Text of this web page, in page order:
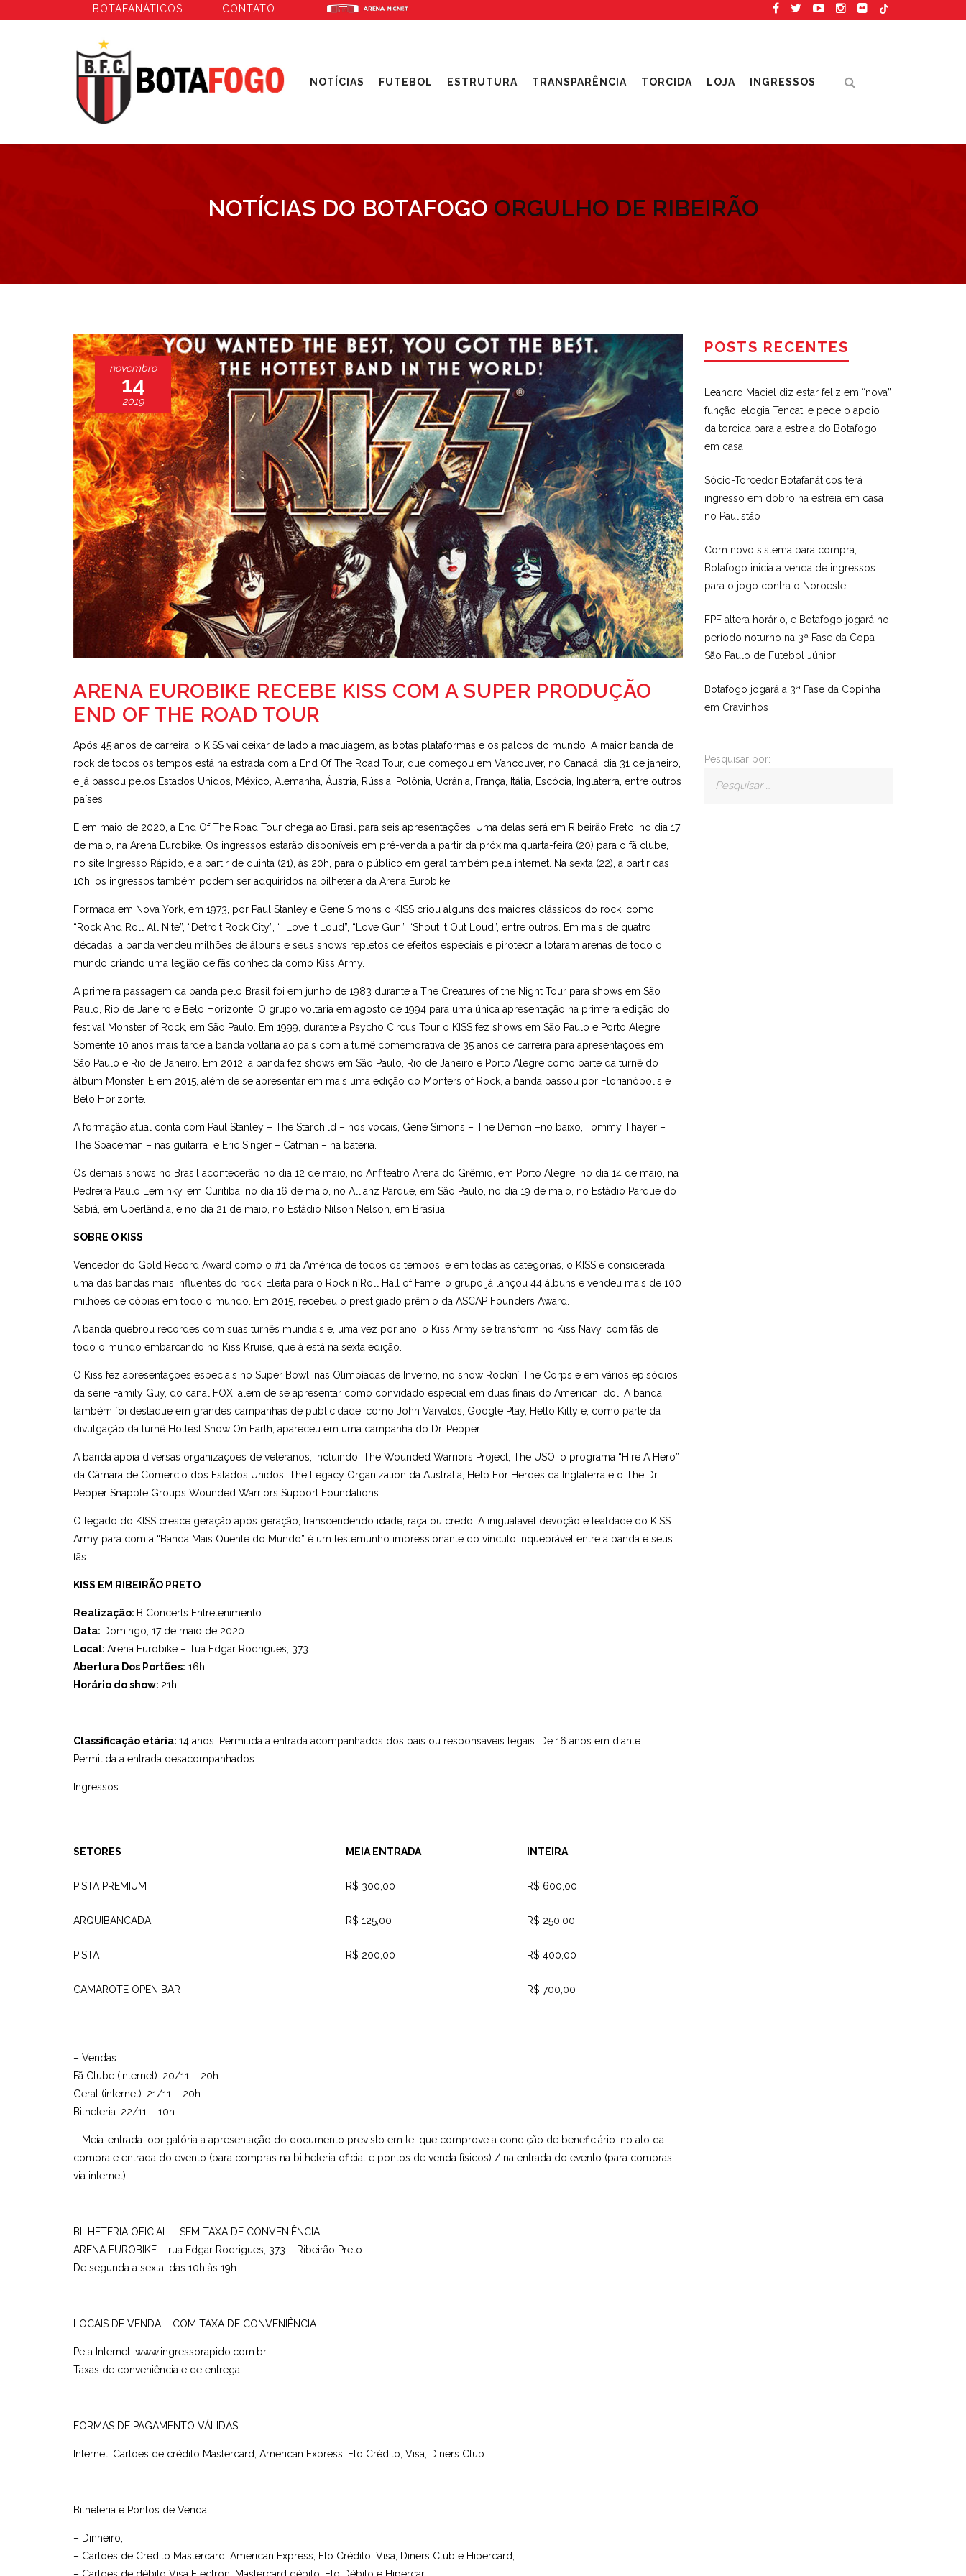
BOTAFANÁTICOS CONTATO
NOTÍCIAS FUTEBOL ESTRUTURA TRANSPARÊNCIA TORCIDA LOJA INGRESSOS
NOTÍCIAS DO BOTAFOGO ORGULHO DE RIBEIRÃO
novembro
14
2019
ARENA EUROBIKE RECEBE KISS COM A SUPER PRODUÇÃO
END OF THE ROAD TOUR
Após 45 anos de carreira, o KISS vai deixar de lado a maquiagem, as botas plataformas e os palcos do mundo. A maior banda de
rock de todos os tempos está na estrada com a End Of The Road Tour, que começou em Vancouver, no Canadá, dia 31 de janeiro,
e já passou pelos Estados Unidos, México, Alemanha, Áustria, Rússia, Polônia, Ucrânia, França, Itália, Escócia, Inglaterra, entre outros
países.
E em maio de 2020, a End Of The Road Tour chega ao Brasil para seis apresentações. Uma delas será em Ribeirão Preto, no dia 17
de maio, na Arena Eurobike. Os ingressos estarão disponíveis em pré-venda a partir da próxima quarta-feira (20) para o fã clube,
no site Ingresso Rápido , e a partir de quinta (21), às 20h, para o público em geral também pela internet. Na sexta (22), a partir das
10h, os ingressos também podem ser adquiridos na bilheteria da Arena Eurobike.
Formada em Nova York, em 1973, por Paul Stanley e Gene Simons o KISS criou alguns dos maiores clássicos do rock, como
“Rock And Roll All Nite”, “Detroit Rock City”, “I Love It Loud”, “Love Gun”, “Shout It Out Loud”, entre outros. Em mais de quatro
décadas, a banda vendeu milhões de álbuns e seus shows repletos de efeitos especiais e pirotecnia lotaram arenas de todo o
mundo criando uma legião de fãs conhecida como Kiss Army.
A primeira passagem da banda pelo Brasil foi em junho de 1983 durante a The Creatures of the Night Tour para shows em São
Paulo, Rio de Janeiro e Belo Horizonte. O grupo voltaria em agosto de 1994 para uma única apresentação na primeira edição do
festival Monster of Rock, em São Paulo. Em 1999, durante a Psycho Circus Tour o KISS fez shows em São Paulo e Porto Alegre.
Somente 10 anos mais tarde a banda voltaria ao país com a turnê comemorativa de 35 anos de carreira para apresentações em
São Paulo e Rio de Janeiro. Em 2012, a banda fez shows em São Paulo, Rio de Janeiro e Porto Alegre como parte da turnê do
álbum Monster. E em 2015, além de se apresentar em mais uma edição do Monters of Rock, a banda passou por Florianópolis e
Belo Horizonte.
A formação atual conta com Paul Stanley – The Starchild – nos vocais, Gene Simons – The Demon –no baixo, Tommy Thayer –
The Spaceman – nas guitarra e Eric Singer – Catman – na bateria.
Os demais shows no Brasil acontecerão no dia 12 de maio, no Anfiteatro Arena do Grêmio, em Porto Alegre, no dia 14 de maio, na
Pedreira Paulo Leminky, em Curitiba, no dia 16 de maio, no Allianz Parque, em São Paulo, no dia 19 de maio, no Estádio Parque do
Sabiá, em Uberlândia, e no dia 21 de maio, no Estádio Nilson Nelson, em Brasília.
SOBRE O KISS
Vencedor do Gold Record Award como o #1 da América de todos os tempos, e em todas as categorias, o KISS é considerada
uma das bandas mais influentes do rock. Eleita para o Rock n´Roll Hall of Fame, o grupo já lançou 44 álbuns e vendeu mais de 100
milhões de cópias em todo o mundo. Em 2015, recebeu o prestigiado prêmio da ASCAP Founders Award.
A banda quebrou recordes com suas turnês mundiais e, uma vez por ano, o Kiss Army se transform no Kiss Navy, com fãs de
todo o mundo embarcando no Kiss Kruise, que á está na sexta edição.
O Kiss fez apresentações especiais no Super Bowl, nas Olimpíadas de Inverno, no show Rockin´ The Corps e em vários episódios
da série Family Guy, do canal FOX, além de se apresentar como convidado especial em duas finais do American Idol. A banda
também foi destaque em grandes campanhas de publicidade, como John Varvatos, Google Play, Hello Kitty e, como parte da
divulgação da turnê Hottest Show On Earth, apareceu em uma campanha do Dr. Pepper.
A banda apoia diversas organizações de veteranos, incluindo: The Wounded Warriors Project, The USO, o programa “Hire A Hero”
da Câmara de Comércio dos Estados Unidos, The Legacy Organization da Australia, Help For Heroes da Inglaterra e o The Dr.
Pepper Snapple Groups Wounded Warriors Support Foundations.
O legado do KISS cresce geração após geração, transcendendo idade, raça ou credo. A inigualável devoção e lealdade do KISS
Army para com a “Banda Mais Quente do Mundo” é um testemunho impressionante do vínculo inquebrável entre a banda e seus
fãs.
KISS EM RIBEIRÃO PRETO
Realização: B Concerts Entretenimento
Data: Domingo, 17 de maio de 2020
Local: Arena Eurobike – Tua Edgar Rodrigues, 373
Abertura Dos Portões: 16h
Horário do show: 21h
Classificação etária: 14 anos: Permitida a entrada acompanhados dos pais ou responsáveis legais. De 16 anos em diante:
Permitida a entrada desacompanhados.
Ingressos
SETORES MEIA ENTRADA INTEIRA
PISTA PREMIUM R$ 300,00 R$ 600,00
ARQUIBANCADA R$ 125,00 R$ 250,00
PISTA R$ 200,00 R$ 400,00
CAMAROTE OPEN BAR —- R$ 700,00
– Vendas
Fã Clube (internet): 20/11 – 20h
Geral (internet): 21/11 – 20h
Bilheteria: 22/11 – 10h
– Meia-entrada: obrigatória a apresentação do documento previsto em lei que comprove a condição de beneficiário: no ato da
compra e entrada do evento (para compras na bilheteria oficial e pontos de venda físicos) / na entrada do evento (para compras
via internet).
BILHETERIA OFICIAL – SEM TAXA DE CONVENIÊNCIA
ARENA EUROBIKE – rua Edgar Rodrigues, 373 – Ribeirão Preto
De segunda a sexta, das 10h às 19h
LOCAIS DE VENDA – COM TAXA DE CONVENIÊNCIA
Pela Internet: www.ingressorapido.com.br
Taxas de conveniência e de entrega
FORMAS DE PAGAMENTO VÁLIDAS
Internet: Cartões de crédito Mastercard, American Express, Elo Crédito, Visa, Diners Club.
Bilheteria e Pontos de Venda:
– Dinheiro;
– Cartões de Crédito Mastercard, American Express, Elo Crédito, Visa, Diners Club e Hipercard;
POSTS RECENTES
Leandro Maciel diz estar feliz em “nova”
função, elogia Tencati e pede o apoio
da torcida para a estreia do Botafogo
em casa
Sócio-Torcedor Botafanáticos terá
ingresso em dobro na estreia em casa
no Paulistão
Com novo sistema para compra,
Botafogo inicia a venda de ingressos
para o jogo contra o Noroeste
FPF altera horário, e Botafogo jogará no
período noturno na 3ª Fase da Copa
São Paulo de Futebol Júnior
Botafogo jogará a 3ª Fase da Copinha
em Cravinhos
Pesquisar por: